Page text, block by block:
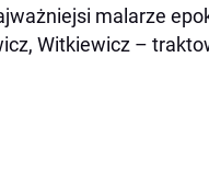
malarze
Witkiewicz –